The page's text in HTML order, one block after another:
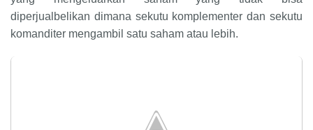
diperjualbelikan dimana sekutu komplementer dan sekutu
komanditer mengambil satu saham atau lebih.